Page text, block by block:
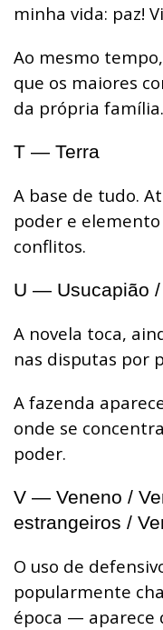
minha vida: paz!
Ao mesmo
que os maiores
da própria família.
T — Terra
A base de tudo.
poder e
conflitos.
U — Usucapião
A novela toca,
nas disputas por
A fazenda
onde se
poder.
V — Veneno /
estrangeiros /
O uso de
popularmente
época — aparece